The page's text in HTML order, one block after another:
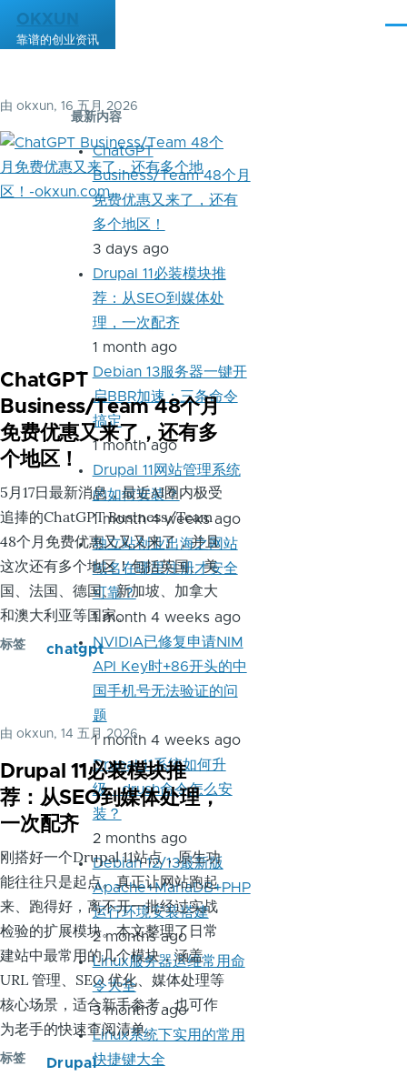
跳转到主要内容
OKXUN
靠谱的创业资讯
由 okxun, 16 五月 2026
ChatGPT
Business/Team 48个月
免费优惠又来了，还有多
个地区！
5月17日最新消息，最近AI圈内极受
追捧的ChatGPT Business/Team
48个月免费优惠又又又来了，并且
这次还有多个地区！包括英国、美
国、法国、德国、新加坡、加拿大
和澳大利亚等国家。
标签 chatgpt
由 okxun, 14 五月 2026
Drupal 11必装模块推
荐：从SEO到媒体处理，
一次配齐
刚搭好一个Drupal 11站点，原生功
能往往只是起点。真正让网站跑起
来、跑得好，离不开一批经过实战
检验的扩展模块。本文整理了日常
建站中最常用的几个模块，涵盖
URL 管理、SEO 优化、媒体处理等
核心场景，适合新手参考，也可作
为老手的快速查阅清单。
标签 Drupal
最新内容
ChatGPT
Business/Team 48个月
免费优惠又来了，还有
多个地区！
3 days ago
Drupal 11必装模块推
荐：从SEO到媒体处
理，一次配齐
1 month ago
Debian 13服务器一键开
启BBR加速：三条命令
搞定
1 month ago
Drupal 11网站管理系统
的如何安装？
1 month 4 weeks ago
独立站创业出海之网站
域名在哪里注册才安全
可靠？
1 month 4 weeks ago
NVIDIA已修复申请NIM
API Key时+86开头的中
国手机号无法验证的问
题
1 month 4 weeks ago
Drupal 11系统如何升
级，drush命令怎么安
装？
2 months ago
Debian 12/13最新版
Apache+MariaDB+PHP
运行环境安装搭建
2 months ago
Linux服务器运维常用命
令大全
3 months ago
Linux系统下实用的常用
快捷键大全